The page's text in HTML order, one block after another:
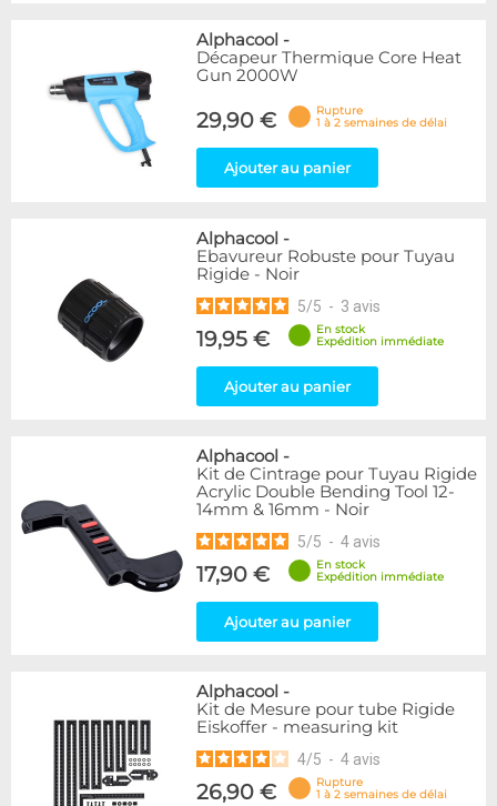
Alphacool -
Décapeur Thermique Core Heat
Gun 2000W
29,90 €
Rupture
1 à 2 semaines de délai
Ajouter au panier
Alphacool -
Ebavureur Robuste pour Tuyau
Rigide - Noir
5/5 - 3 avis
19,95 €
En stock
Expédition immédiate
Ajouter au panier
Alphacool -
Kit de Cintrage pour Tuyau Rigide
Acrylic Double Bending Tool 12-
14mm & 16mm - Noir
5/5 - 4 avis
17,90 €
En stock
Expédition immédiate
Ajouter au panier
Alphacool -
Kit de Mesure pour tube Rigide
Eiskoffer - measuring kit
4/5 - 4 avis
26,90 €
Rupture
1 à 2 semaines de délai